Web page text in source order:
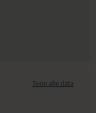
Toon alle data